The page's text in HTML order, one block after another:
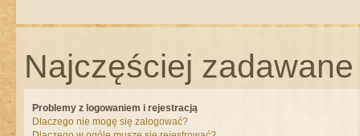
Najczęściej
Problemy z logowaniem i rejestracją
Dlaczego nie mogę się zalogować?